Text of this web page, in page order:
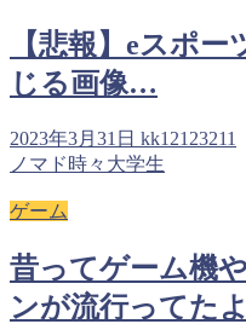
【悲報】eスポ
じる画像…
2023年3月31日 kk12123211
ノマド時々大学生
ゲーム
昔ってゲーム機
ンが流行ってた